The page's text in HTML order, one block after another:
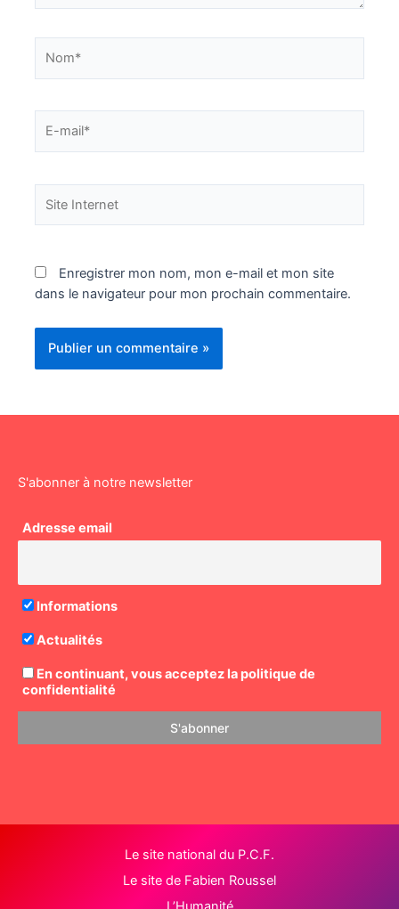
mail*
Internet
Enregistrer mon nom, mon e-mail et mon site
dans le navigateur pour mon prochain commentaire.
S'abonner à notre newsletter
Adresse email
Informations
Actualités
En continuant, vous acceptez la politique de
confidentialité
Le site national du P.C.F.
Le site de Fabien Roussel